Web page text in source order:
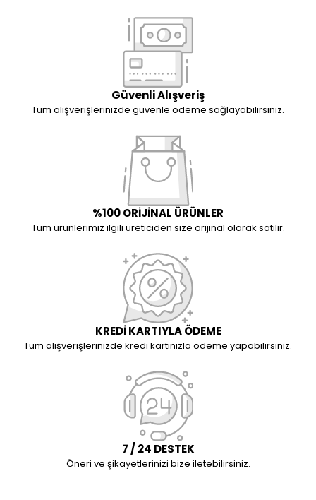
Güvenli Alışveriş
Tüm alışverişlerinizde güvenle ödeme sağlayabilirsiniz.
%100 ORİJİNAL ÜRÜNLER
Tüm ürünlerimiz ilgili üreticiden size orijinal olarak satılır.
KREDİ KARTIYLA ÖDEME
Tüm alışverişlerinizde kredi kartınızla ödeme yapabilirsiniz.
7 / 24 DESTEK
Öneri ve şikayetlerinizi bize iletebilirsiniz.